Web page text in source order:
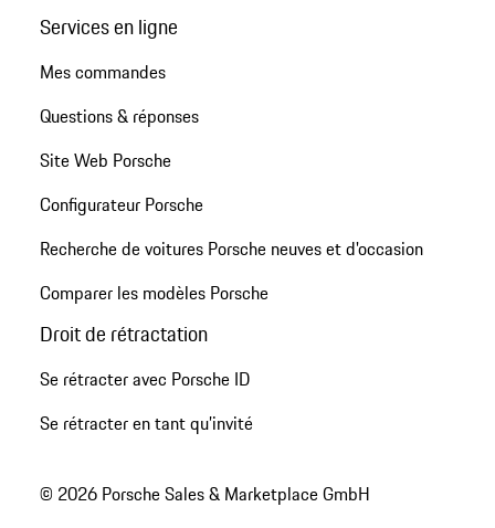
Services en ligne
Mes commandes
Questions & réponses
Site Web Porsche
Configurateur Porsche
Recherche de voitures Porsche neuves et d'occasion
Comparer les modèles Porsche
Droit de rétractation
Se rétracter avec Porsche ID
Se rétracter en tant qu’invité
© 2026 Porsche Sales & Marketplace GmbH